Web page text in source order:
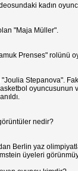
kadın
"Maja Müller".
Prenses" rolünü
Stepanova".
oyuncusunun
nedir?
Berlin yaz
üyeleri